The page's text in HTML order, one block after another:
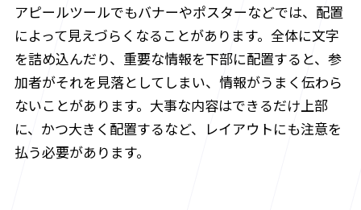
アピールツールでもバナーやポスターなどでは、配置
によって見えづらくなることがあります。全体に文字
を詰め込んだり、重要な情報を下部に配置すると、参
加者がそれを見落としてしまい、情報がうまく伝わら
ないことがあります。大事な内容はできるだけ上部
に、かつ大きく配置するなど、レイアウトにも注意を
払う必要があります。